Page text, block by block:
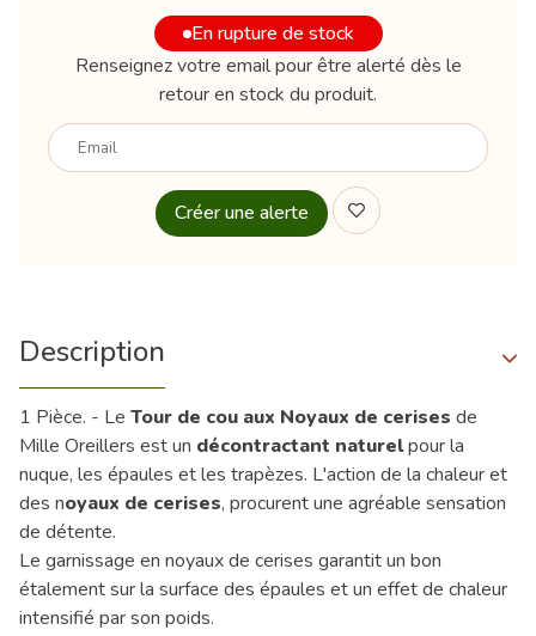
En rupture de stock
Renseignez votre email pour être alerté dès le
retour en stock du produit.
Votre
Description
1 Pièce. - Le Tour de cou aux Noyaux de cerises de
Mille Oreillers est un décontractant naturelpour la
nuque, les épaules et les trapèzes. L'action de la chaleur et
des noyaux de cerises, procurent une agréable sensation
de détente.
Le garnissage en noyaux de cerises garantit un bon
étalement sur la surface des épaules et un effet de chaleur
intensifié par son poids.